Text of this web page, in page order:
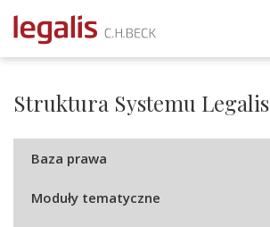
Struktura Systemu Legalis
Baza prawa
Moduły tematyczne